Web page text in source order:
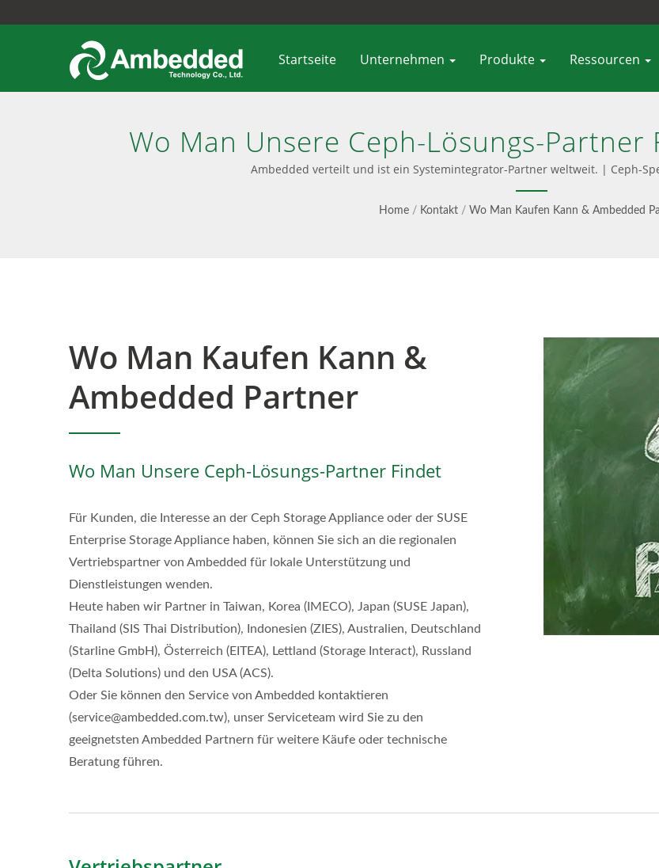
Startseite Unternehmen Produkte Ressourcen
Wo Man Unsere Ceph-Lösungs-
Ceph-Verwaltung, Niedrigere
Ambedded verteilt und ist ein Systemintegrator-Partner weltweit. | Ceph-
Home / Kontakt / Wo Man Kaufen Kann & Ambedded
Wo Man Kaufen Kann &
Ambedded Partner
Wo Man Unsere Ceph-Lösungs-Partner Findet
Für Kunden, die Interesse an der Ceph Storage Appliance oder der SUSE
Enterprise Storage Appliance haben, können Sie sich an die regionalen
Vertriebspartner von Ambedded für lokale Unterstützung und
Dienstleistungen wenden.
Heute haben wir Partner in Taiwan, Korea (IMECO), Japan (SUSE Japan),
Thailand (SIS Thai Distribution), Indonesien (ZIES), Australien, Deutschland
(Starline GmbH), Österreich (EITEA), Lettland (Storage Interact), Russland
(Delta Solutions) und den USA (ACS).
Oder Sie können den Service von Ambedded kontaktieren
(service@ambedded.com.tw), unser Serviceteam wird Sie zu den
geeignetsten Ambedded Partnern für weitere Käufe oder technische
Beratung führen.